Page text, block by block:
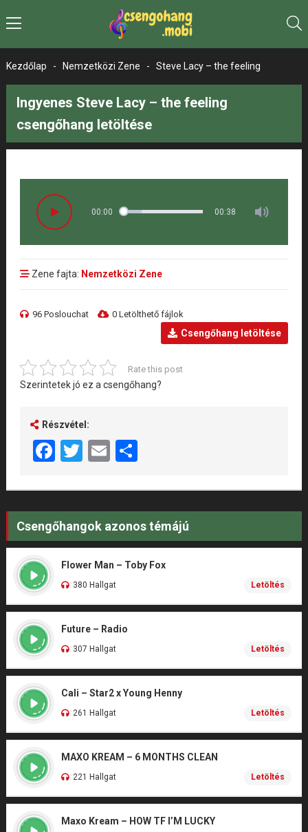
Kezdőlap - Nemzetközi Zene - Steve Lacy – the feeling
Ingyenes Steve Lacy – the feeling
csengőhang letöltése
00:00 00:38
Zene fajta: Nemzetközi Zene
96 Poslouchat 0 Letölthető fájlok
Csengőhang letöltése
Rate this post
Szerintetek jó ez a csengőhang?
Részvétel:
Facebook
Twitter
EmailShare
Csengőhangok azonos témájú
Flower Man – Toby Fox
380 Hallgat Letöltés
Future – Radio
307 Hallgat Letöltés
Cali – Star2 x Young Henny
261 Hallgat Letöltés
MAXO KREAM – 6 MONTHS CLEAN
221 Hallgat Letöltés
Maxo Kream – HOW TF I’M LUCKY